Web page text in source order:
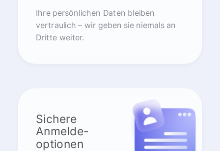
Ihre persönlichen Daten bleiben
vertraulich – wir geben sie niemals an
Dritte weiter.
Sichere
Anmelde-
optionen